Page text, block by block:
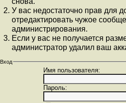
У вас недостаточно прав для
отредактировать чужое
администрирования.
Если у вас не получается
администратор удалил ваш
Вход
Имя пользователя:
Пароль: